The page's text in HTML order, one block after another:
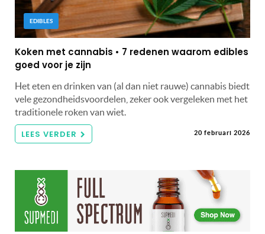
EDIBLES
Koken met cannabis • 7 redenen waarom edibles
goed voor je zijn
Het eten en drinken van (al dan niet rauwe) cannabis biedt
vele gezondheidsvoordelen, zeker ook vergeleken met het
traditionele roken van wiet.
LEES VERDER 20 februari 2026